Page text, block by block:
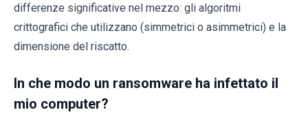
differenze significative nel mezzo: gli algoritmi
crittografici che utilizzano (simmetrici o asimmetrici) e la
dimensione del riscatto.
In che modo un ransomware ha infettato il
mio computer?